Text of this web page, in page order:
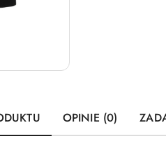
OPINIE (0)